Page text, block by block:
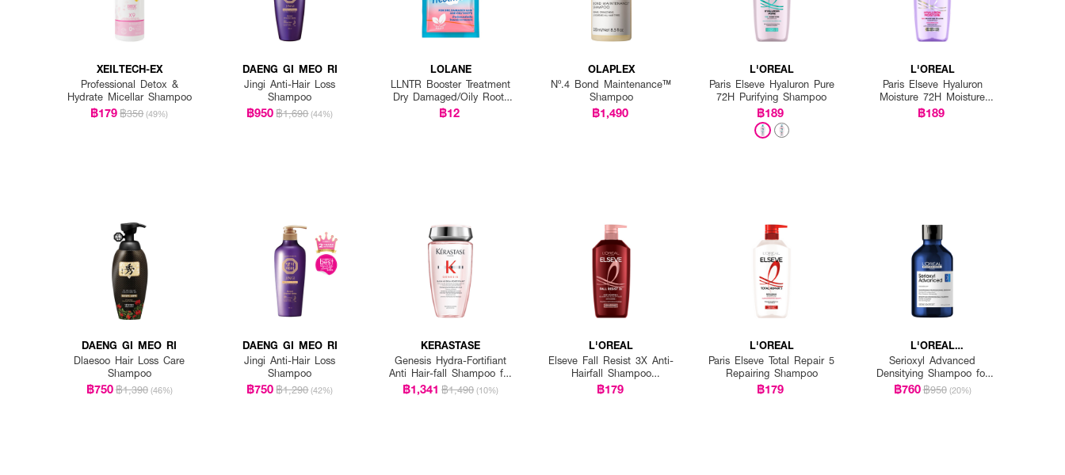
XEILTECH-EX
Professional Detox &
Hydrate Micellar Shampoo
฿179฿350 (49%)
DAENG GI MEO RI
Jingi Anti-Hair Loss
Shampoo
฿950฿1,690 (44%)
LOLANE
LLNTR Booster Treatment
Dry Damaged/Oily Roots
25g P12
฿12
OLAPLEX
Nº.4 Bond Maintenance™
Shampoo
฿1,490
L'OREAL
Paris Elseve Hyaluron Pure
72H Purifying Shampoo
฿189
L'OREAL
Paris Elseve Hyaluron
Moisture 72H Moisture
Filling Shampoo
฿189
DAENG GI MEO RI
Dlaesoo Hair Loss Care
Shampoo
฿750฿1,390 (46%)
DAENG GI MEO RI
Jingi Anti-Hair Loss
Shampoo
฿750฿1,290 (42%)
KERASTASE
Genesis Hydra-Fortifiant
Anti Hair-fall Shampoo for
Fine Hair
฿1,341 ฿1,490 (10%)
L'OREAL
Elseve Fall Resist 3X Anti-
Hairfall Shampoo
Scalp+Hair
฿179
L'OREAL
Paris Elseve Total Repair 5
Repairing Shampoo
฿179
L'OREAL
PROFESSIONNEL
Serioxyl Advanced
Densitying Shampoo for
Thinning Hair
฿760฿950 (20%)